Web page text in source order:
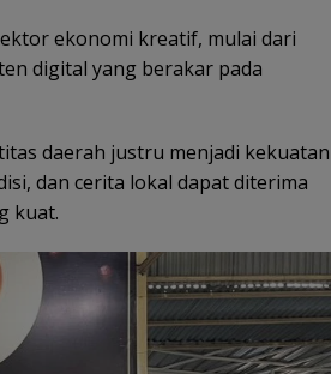
ekonomi kreatif, mulai dari
digital yang berakar pada
daerah justru menjadi kekuatan
dan cerita lokal dapat diterima
kuat.